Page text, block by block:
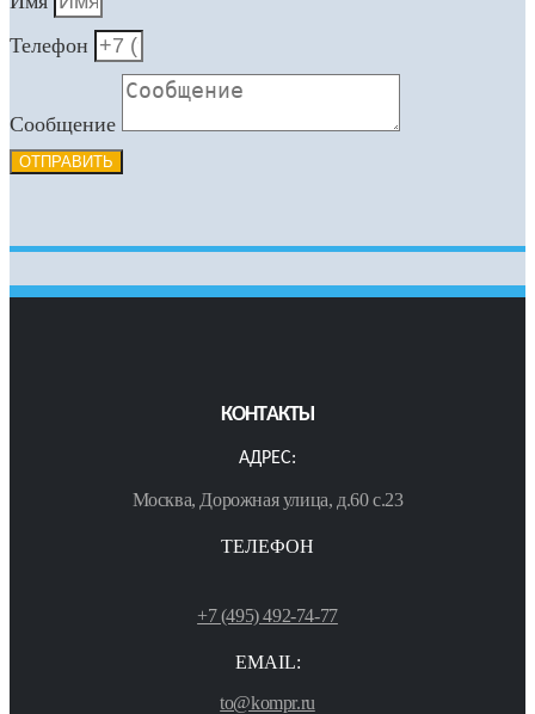
Телефон
Сообщение
ОТПРАВИТЬ
КОНТАКТЫ
АДРЕС:
Москва, Дорожная улица, д.60 с.23
ТЕЛЕФОН
+7 (495) 492-74-77
EMAIL:
to@kompr.ru